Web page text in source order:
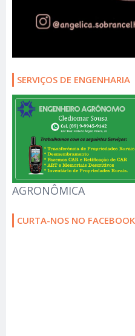
SERVIÇOS DE ENGENHARIA
AGRONÔMICA
CURTA-NOS NO